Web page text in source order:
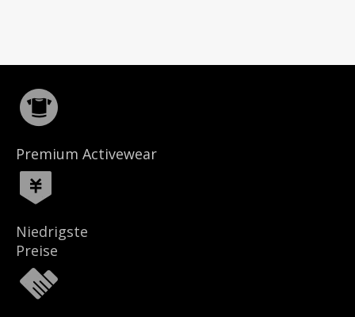
Premium Activewear
Niedrigste
Preise